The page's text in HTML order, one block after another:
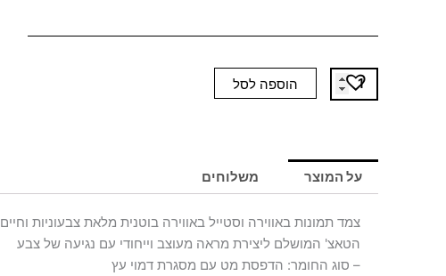
כמות
של
TENERIFE
הוספה לסל
על המוצר משלוחים
צמד תמונות באווירה וסטייל באווירה בוטנית מלאת צבעוניות וחיים
הטאצ' המושלם ליצירת מראה מעוצב וייחודי עם נגיעה של צבע
– סוג החומר: הדפסת מט עם מסגרת דמוי עץ